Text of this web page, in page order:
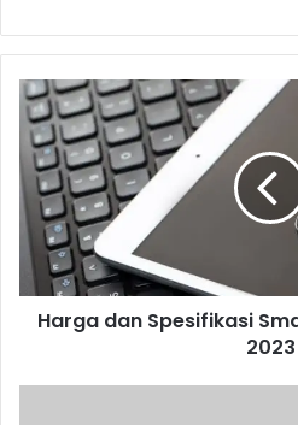
H
a
S
Harga dan Spesifikasi
2023